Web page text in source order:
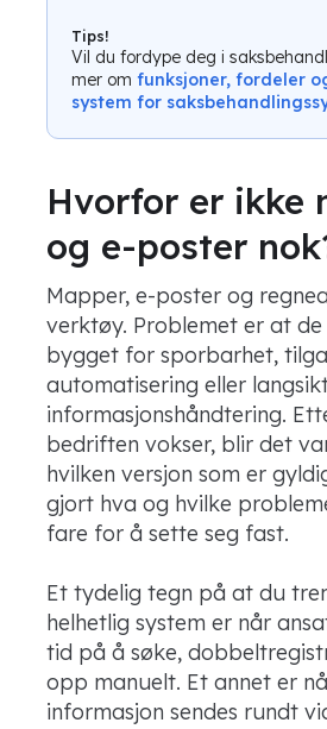
Tips!
Vil du fordype deg i
mer omfunksjoner, fordeler
system for
Hvorfor er ikke
og e-poster
Mapper, e-poster og
verktøy. Problemet er at de
bygget for sporbarhet,
automatisering eller
informasjonshåndtering.
bedriften vokser, blir det
hvilken versjon som er
gjort hva og hvilke
fare for å sette seg fast.
Et tydelig tegn på at du
helhetlig system er når
tid på å søke,
opp manuelt. Et annet er
informasjon sendes rundt